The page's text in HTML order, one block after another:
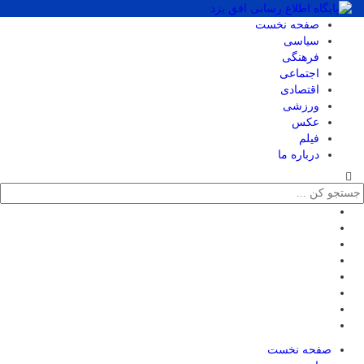
صفحه نخست
سیاسی
فرهنگی
اجتماعی
اقتصادی
ورزشی
عکس
فیلم
درباره ما
صفحه نخست